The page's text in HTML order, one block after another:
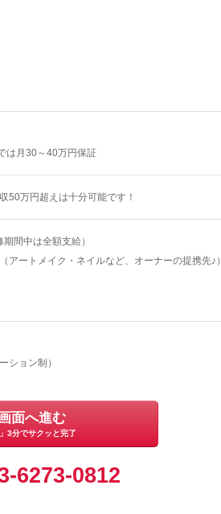
は月30～40万円保証
50万円超えは十分可能です！
間中は全額支給）
ートメイク・ネイルなど、オーナーの提携先♪）
ション制）
面へ進む
」3分でサクッと完了
6273-0812